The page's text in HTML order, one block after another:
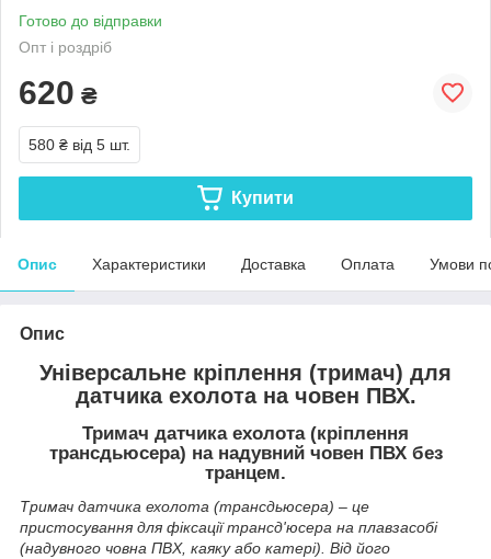
Готово до відправки
Опт і роздріб
620 ₴
580 ₴ від 5 шт.
Купити
Опис Характеристики Доставка Оплата Умови
Опис
Універсальне кріплення (тримач) для
датчика ехолота на човен ПВХ.
Тримач датчика ехолота (кріплення
трансдьюсера) на надувний човен ПВХ без
транцем.
Тримач датчика ехолота (трансдьюсера) – це
пристосування для фіксації трансд'юсера на плавзасобі
(надувного човна ПВХ, каяку або катері). Від його